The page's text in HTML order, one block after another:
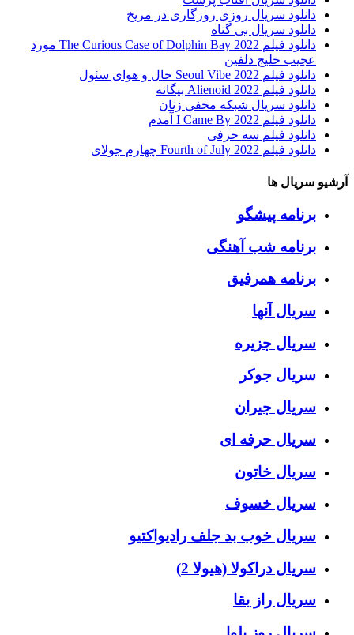
دانلود سریال روزی روزگاری در مریخ
دانلود سریال بی گناه
دانلود فیلم The Curious Case of Dolphin Bay 2022 مورد
عجیب خلیج دلفین
دانلود فیلم Seoul Vibe 2022 حال و هوای سئول
دانلود فیلم Alienoid 2022 بیگانه
دانلود سریال شبکه مخفی زنان
دانلود فیلم I Came By 2022 آمدم
دانلود فیلم سه حرفی
دانلود فیلم Fourth of July 2022 چهارم جولای
آرشیو سریال ها
برنامه پیشگو
برنامه شب آهنگی
برنامه همرفیق
سریال آنها
سریال جزیره
سریال جوکر
سریال جیران
سریال حرفه ای
سریال خاتون
سریال خسوف
سریال خوب بد جلف رادیواکتیو
سریال دراکولا (هیولا 2)
سریال راز بقا